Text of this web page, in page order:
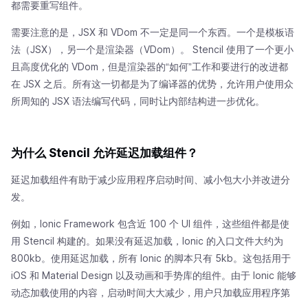
都需要重写组件。
需要注意的是，JSX 和 VDom 不一定是同一个东西。一个是模板语
法（JSX），另一个是渲染器（VDom）。 Stencil 使用了一个更小
且高度优化的 VDom，但是渲染器的“如何”工作和要进行的改进都
在 JSX 之后。所有这一切都是为了编译器的优势，允许用户使用众
所周知的 JSX 语法编写代码，同时让内部结构进一步优化。
为什么 Stencil 允许延迟加载组件？
延迟加载组件有助于减少应用程序启动时间、减小包大小并改进分
发。
例如，Ionic Framework 包含近 100 个 UI 组件，这些组件都是使
用 Stencil 构建的。如果没有延迟加载，Ionic 的入口文件大约为
800kb。使用延迟加载，所有 Ionic 的脚本只有 5kb。这包括用于
iOS 和 Material Design 以及动画和手势库的组件。由于 Ionic 能够
动态加载使用的内容，启动时间大大减少，用户只加载应用程序第